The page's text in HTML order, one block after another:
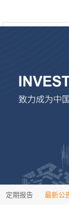
定期报告 最新公